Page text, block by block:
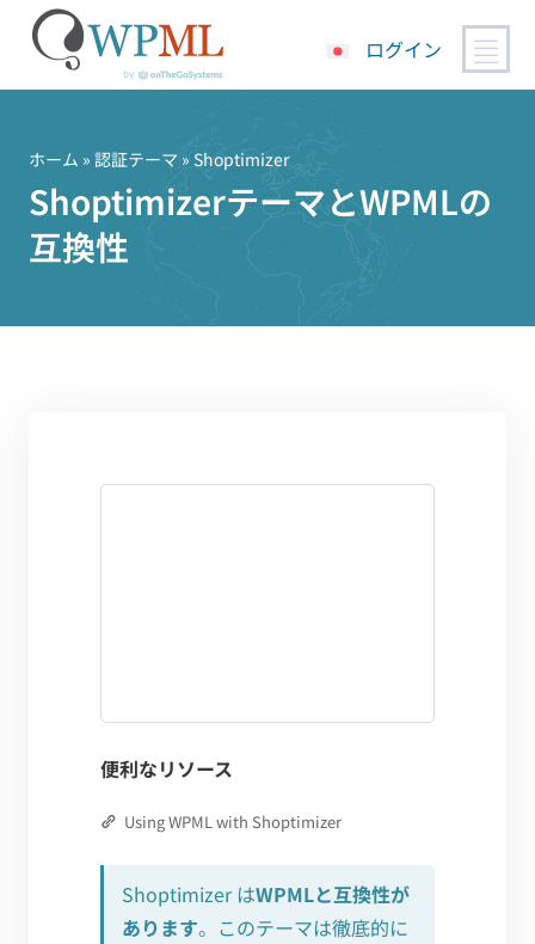
ッ
ログイン
ホーム » 認証テーマ » Shoptimizer
ShoptimizerテーマとWPMLの
互換性
便利なリソース
Using WPML with Shoptimizer
Shoptimizer はWPMLと互換性が
あります。このテーマは徹底的に